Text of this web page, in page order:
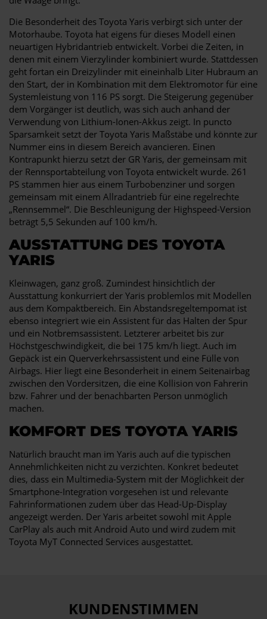
Die Besonderheit des Toyota Yaris verbirgt sich unter der
Motorhaube. Toyota hat eigens für dieses Modell einen
neuartigen Hybridantrieb entwickelt. Vorbei die Zeiten, in
denen mit einem Vierzylinder kombiniert wurde. Stattdessen
geht fortan ein Dreizylinder mit eineinhalb Liter Hubraum an
den Start, der in Kombination mit dem Elektromotor für eine
Systemleistung von 116 PS sorgt. Die Steigerung gegenüber
dem Vorgänger ist deutlich, was sich auch anhand der
Verwendung von Lithium-Ionen-Akkus zeigt. In puncto
Sparsamkeit setzt der Toyota Yaris Maßstäbe und könnte zur
Nummer eins in diesem Bereich avancieren. Einen
Kontrapunkt hierzu setzt der GR Yaris, der gemeinsam mit
der Rennsportabteilung von Toyota entwickelt wurde. 261
PS stammen hier aus einem Turbobenziner und sorgen
gemeinsam mit einem Allradantrieb für eine regelrechte
„Rennsemmel“. Die Beschleunigung der Highspeed-Version
beträgt 5,5 Sekunden auf 100 km/h.
AUSSTATTUNG DES TOYOTA
YARIS
Kleinwagen, ganz groß. Zumindest hinsichtlich der
Ausstattung konkurriert der Yaris problemlos mit Modellen
aus dem Kompaktbereich. Ein Abstandsregeltempomat ist
ebenso integriert wie ein Assistent für das Halten der Spur
und ein Notbremsassistent. Letzterer arbeitet bis zur
Höchstgeschwindigkeit, die bei 175 km/h liegt. Auch im
Gepäck ist ein Querverkehrsassistent und eine Fülle von
Airbags. Hier liegt eine Besonderheit in einem Seitenairbag
zwischen den Vordersitzen, die eine Kollision von Fahrerin
bzw. Fahrer und der benachbarten Person unmöglich
machen.
KOMFORT DES TOYOTA YARIS
Natürlich braucht man im Yaris auch auf die typischen
Annehmlichkeiten nicht zu verzichten. Konkret bedeutet
dies, dass ein Multimedia-System mit der Möglichkeit der
Smartphone-Integration vorgesehen ist und relevante
Fahrinformationen zudem über das Head-Up-Display
angezeigt werden. Der Yaris arbeitet sowohl mit Apple
CarPlay als auch mit Android Auto und wird zudem mit
Toyota MyT Connected Services ausgestattet.
KUNDENSTIMMEN